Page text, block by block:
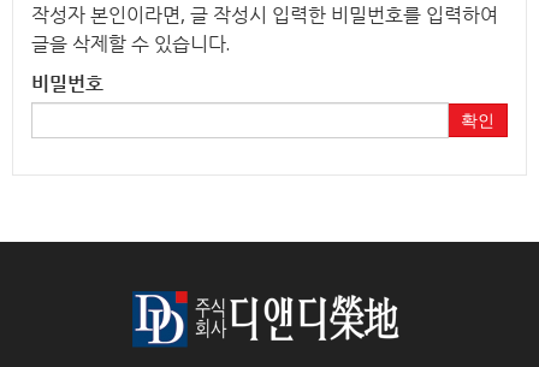
작성자 본인이라면, 글 작성시 입력한 비밀번호를 입력하여
글을 삭제할 수 있습니다.
비밀번호
확인